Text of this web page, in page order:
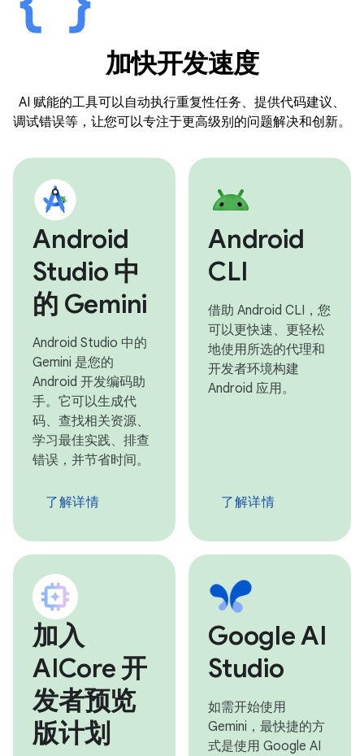
加快开发速度
AI 赋能的工具可以自动执行重复性任务、提供代码建议、
调试错误等，让您可以专注于更高级别的问题解决和创新。
Android
Studio 中
的 Gemini
Android Studio 中的
Gemini 是您的
Android 开发编码助
手。它可以生成代
码、查找相关资源、
学习最佳实践、排查
错误，并节省时间。
了解详情
Android
CLI
借助 Android CLI，您
可以更快速、更轻松
地使用所选的代理和
开发者环境构建
Android 应用。
了解详情
加入
AICore 开
发者预览
版计划
Google AI
Studio
如需开始使用
Gemini，最快捷的方
式是使用 Google AI